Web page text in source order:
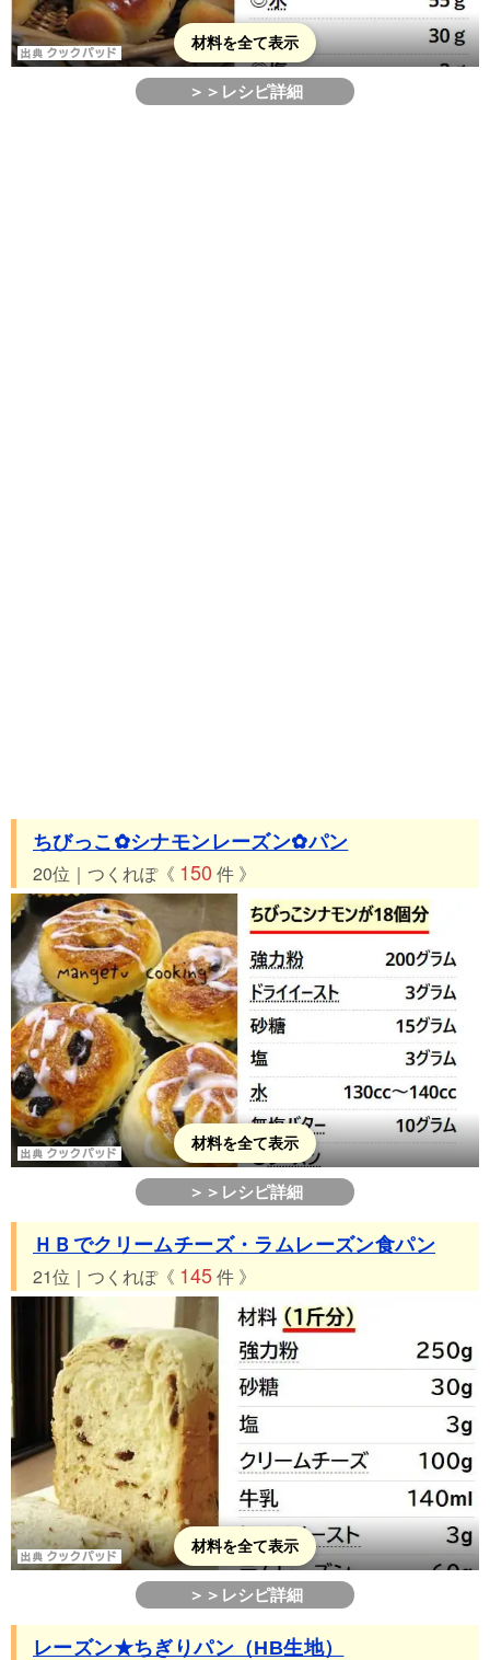
材料を全て表示
＞＞レシピ詳細
ちびっこ✿シナモンレーズン✿パン
20位｜つくれぽ《 150 件 》
材料を全て表示
＞＞レシピ詳細
ＨＢでクリームチーズ・ラムレーズン食パン
21位｜つくれぽ《 145件 》
材料を全て表示
＞＞レシピ詳細
レーズン★ちぎりパン（HB生地）